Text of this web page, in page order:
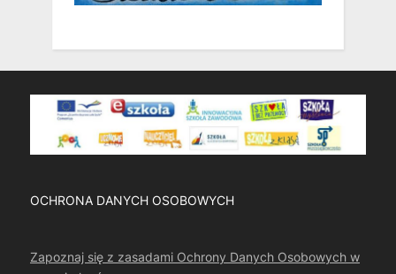
OCHRONA DANYCH OSOBOWYCH
Zapoznaj się z zasadami Ochrony Danych Osobowych w